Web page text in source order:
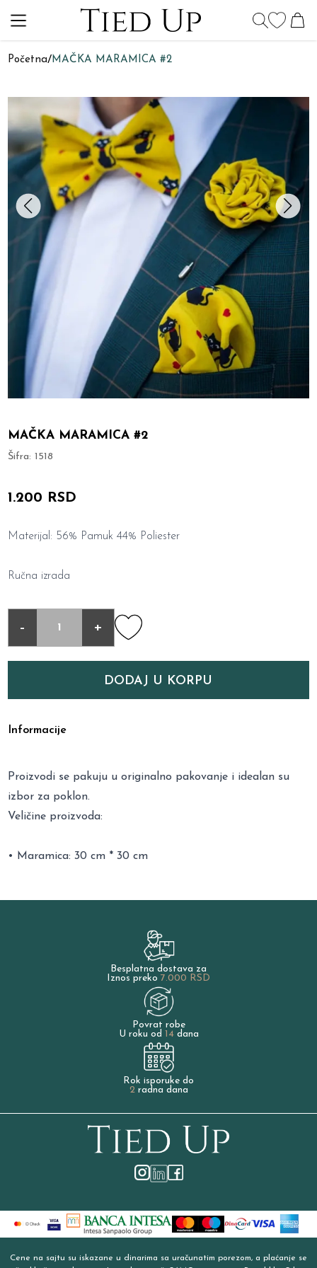
Početna/MAČKA MARAMICA #2
MAČKA MARAMICA #2
Šifra:1518
1.200 RSD
Materijal: 56% Pamuk 44% Poliester
Ručna izrada
- +
DODAJ U KORPU
Informacije
Proizvodi se pakuju u originalno pakovanje i idealan su
izbor za poklon.
Veličine proizvoda:
• Maramica: 30 cm * 30 cm
Besplatna dostava za
Iznos preko 7.000 RSD
Povrat robe
U roku od 14dana
Rok isporuke do
2radna dana
Cene na sajtu su iskazane u dinarima sa uračunatim porezom, a plaćanje se